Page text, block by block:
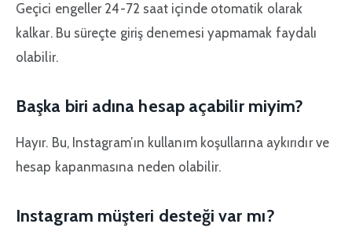
Geçici engeller 24-72 saat içinde otomatik olarak
kalkar. Bu süreçte giriş denemesi yapmamak faydalı
olabilir.
Başka biri adına hesap açabilir miyim?
Hayır. Bu, Instagram’ın kullanım koşullarına aykırıdır ve
hesap kapanmasına neden olabilir.
Instagram müşteri desteği var mı?